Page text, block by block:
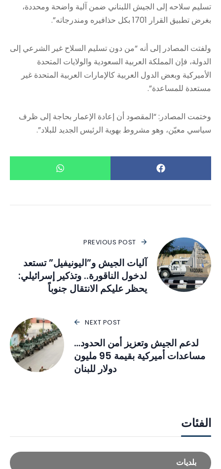
تسليم سلاحه إلى الجيش اللبناني ضمن آلية واضحة ومحددة،
بغرض تطبيق القرار 1701 بكل حذافيره ومندرجاته”.
ولفتت المصادر إلى أنه “من دون تسليم السلاح غير الشرعي إلى
الدولة، فإن المملكة العربية السعودية والولايات المتحدة
الأميركية وبعض الدول العربية كالإمارات العربية المتحدة غير
مستعدة للمساعدة”.
وختمت المصادر: “المقصود أن إعادة الإعمار بحاجة إلى ظرف
سياسي معيّن، وهو مشروط بهوية الرئيس الجديد للبلاد”.
PREVIOUS POST
آليات الجيش و”اليونيفيل” تستعد
لدخول الناقورة.. وتذكير إسرائيلي:
يحظر عليكم الانتقال جنوباً
NEXT POST
لدعم الجيش وتعزيز أمن الحدود…
مساعدات أميركية بقيمة 95 مليون
دولار للبنان
الفئات
بلديات